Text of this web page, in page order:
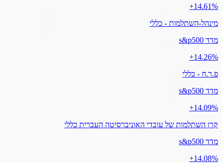
‎+14.61%
מינהל-השתלמות - כללי
מדד s&p500
‎+14.26%
פ.ר.ח - כללי
מדד s&p500
‎+14.09%
קרן השתלמות של עובדי האוניברסיטה העברית כללי
מדד s&p500
‎+14.08%